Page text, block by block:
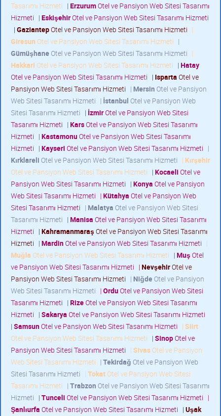
Tasarımı Hizmeti | ErzurumOtel ve Pansiyon Web Sitesi Tasarımı
Hizmeti | EskişehirOtel ve Pansiyon Web Sitesi Tasarımı Hizmeti
| GaziantepOtel ve Pansiyon Web Sitesi Tasarımı Hizmeti |
Giresun Otel ve Pansiyon Web Sitesi Tasarımı Hizmeti |
Gümüşhane Otel ve Pansiyon Web Sitesi Tasarımı Hizmeti |
Hakkari Otel ve Pansiyon Web Sitesi Tasarımı Hizmeti | Hatay
Otel ve Pansiyon Web Sitesi Tasarımı Hizmeti | Isparta Otel ve
Pansiyon Web Sitesi Tasarımı Hizmeti | Mersin Otel ve Pansiyon
Web Sitesi Tasarımı Hizmeti | İstanbul Otel ve Pansiyon Web
Sitesi Tasarımı Hizmeti | İzmirOtel ve Pansiyon Web Sitesi
Tasarımı Hizmeti | KarsOtel ve Pansiyon Web Sitesi Tasarımı
Hizmeti | KastamonuOtel ve Pansiyon Web Sitesi Tasarımı
Hizmeti | Kayseri Otel ve Pansiyon Web Sitesi Tasarımı Hizmeti |
Kırklareli Otel ve Pansiyon Web Sitesi Tasarımı Hizmeti | Kırşehir
Otel ve Pansiyon Web Sitesi Tasarımı Hizmeti | Kocaeli Otel ve
Pansiyon Web Sitesi Tasarımı Hizmeti | Konya Otel ve Pansiyon
Web Sitesi Tasarımı Hizmeti | Kütahya Otel ve Pansiyon Web
Sitesi Tasarımı Hizmeti | Malatya Otel ve Pansiyon Web Sitesi
Tasarımı Hizmeti | Manisa Otel ve Pansiyon Web Sitesi Tasarımı
Hizmeti | KahramanmaraşOtel ve Pansiyon Web Sitesi Tasarımı
Hizmeti | MardinOtel ve Pansiyon Web Sitesi Tasarımı Hizmeti |
Muğla Otel ve Pansiyon Web Sitesi Tasarımı Hizmeti | MuşOtel
ve Pansiyon Web Sitesi Tasarımı Hizmeti | NevşehirOtel ve
Pansiyon Web Sitesi Tasarımı Hizmeti | Niğde Otel ve Pansiyon
Web Sitesi Tasarımı Hizmeti | OrduOtel ve Pansiyon Web Sitesi
Tasarımı Hizmeti | RizeOtel ve Pansiyon Web Sitesi Tasarımı
Hizmeti | Sakarya Otel ve Pansiyon Web Sitesi Tasarımı Hizmeti
| SamsunOtel ve Pansiyon Web Sitesi Tasarımı Hizmeti | Siirt
Otel ve Pansiyon Web Sitesi Tasarımı Hizmeti | SinopOtel ve
Pansiyon Web Sitesi Tasarımı Hizmeti | Sivas Otel ve Pansiyon
Web Sitesi Tasarımı Hizmeti | Tekirdağ Otel ve Pansiyon Web
Sitesi Tasarımı Hizmeti | Tokat Otel ve Pansiyon Web Sitesi
Tasarımı Hizmeti | Trabzon Otel ve Pansiyon Web Sitesi Tasarımı
Hizmeti | Tunceli Otel ve Pansiyon Web Sitesi Tasarımı Hizmeti |
Şanlıurfa Otel ve Pansiyon Web Sitesi Tasarımı Hizmeti | Uşak